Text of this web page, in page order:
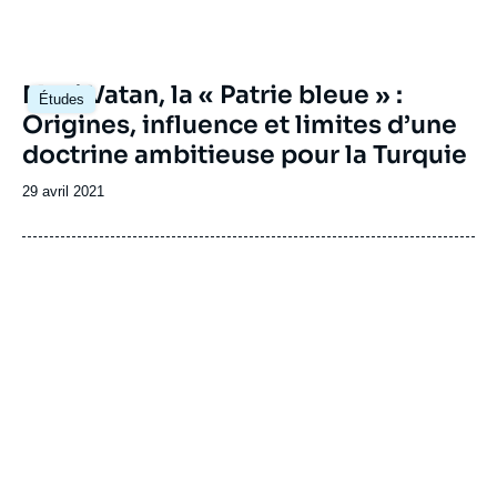
Études
Image
principale
Mavi Vatan, la « Patrie bleue » :
Origines, influence et limites d’une
doctrine ambitieuse pour la Turquie
Date
publication
29 avril 2021